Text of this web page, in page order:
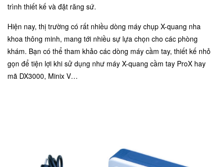
trình thiết kế và đặt răng sứ.
Hiện nay, thị trường có rất nhiều dòng máy chụp X-quang nha
khoa thông minh, mang tới nhiều sự lựa chọn cho các phòng
khám. Bạn có thể tham khảo các dòng máy cầm tay, thiết kế nhỏ
gọn để tiện lợi khi sử dụng như máy X-quang cầm tay ProX hay
mã DX3000, Minix V…